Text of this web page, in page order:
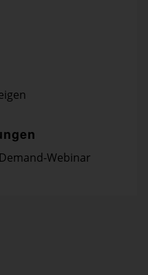
Webinar